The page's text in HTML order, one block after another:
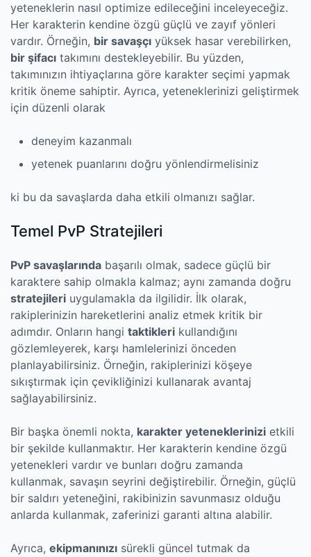
yeteneklerin nasıl optimize edileceğini inceleyeceğiz.
Her karakterin kendine özgü güçlü ve zayıf yönleri
vardır. Örneğin, bir savaşçı yüksek hasar verebilirken,
bir şifacı takımını destekleyebilir. Bu yüzden,
takımınızın ihtiyaçlarına göre karakter seçimi yapmak
kritik öneme sahiptir. Ayrıca, yeteneklerinizi geliştirmek
için düzenli olarak
deneyim kazanmalı
yetenek puanlarını doğru yönlendirmelisiniz
ki bu da savaşlarda daha etkili olmanızı sağlar.
Temel PvP Stratejileri
PvP savaşlarında başarılı olmak, sadece güçlü bir
karaktere sahip olmakla kalmaz; aynı zamanda doğru
stratejileri uygulamakla da ilgilidir. İlk olarak,
rakiplerinizin hareketlerini analiz etmek kritik bir
adımdır. Onların hangi taktikleri kullandığını
gözlemleyerek, karşı hamlelerinizi önceden
planlayabilirsiniz. Örneğin, rakiplerinizi köşeye
sıkıştırmak için çevikliğinizi kullanarak avantaj
sağlayabilirsiniz.
Bir başka önemli nokta, karakter yeteneklerinizi etkili
bir şekilde kullanmaktır. Her karakterin kendine özgü
yetenekleri vardır ve bunları doğru zamanda
kullanmak, savaşın seyrini değiştirebilir. Örneğin, güçlü
bir saldırı yeteneğini, rakibinizin savunmasız olduğu
anlarda kullanmak, zaferinizi garanti altına alabilir.
Ayrıca, ekipmanınızı sürekli güncel tutmak da